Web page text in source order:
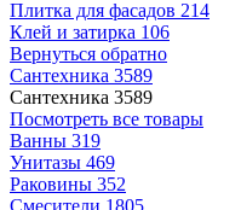
Плитка для фасадов 214
Клей и затирка 106
Вернуться обратно
Сантехника 3589
Сантехника 3589
Посмотреть все товары
Ванны 319
Унитазы 469
Раковины 352
Смесители 1805